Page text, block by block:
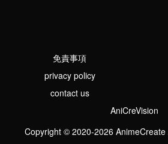
免責事項
privacy policy
contact us
AniCreVision
Copyright © 2020-2026 AnimeCreate